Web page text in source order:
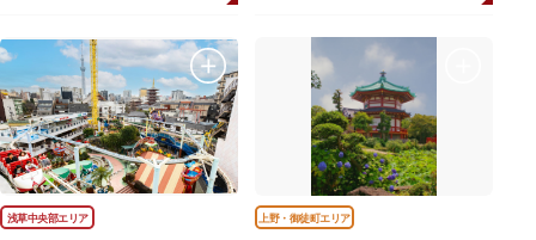
浅草中央部エリア 上野・御徒町エリア